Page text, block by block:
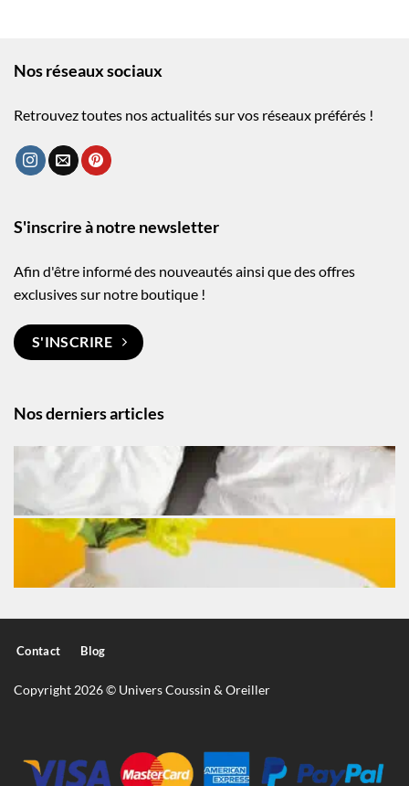
Nos réseaux sociaux
Retrouvez toutes nos actualités sur vos réseaux préférés !
Nos derniers articles
S'inscrire à notre newsletter
Afin d'être informé des nouveautés ainsi que des offres
exclusives sur notre boutique !
S'INSCRIRE
Contact Blog
Copyright 2026 © Univers Coussin & Oreiller